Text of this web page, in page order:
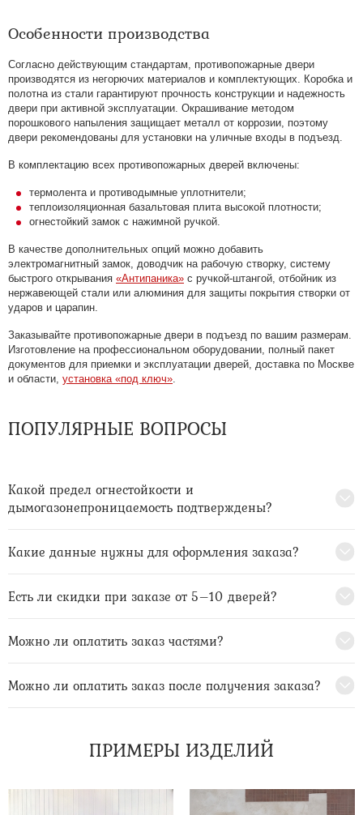
Особенности производства
Согласно действующим стандартам, противопожарные двери
производятся из негорючих материалов и комплектующих. Коробка и
полотна из стали гарантируют прочность конструкции и надежность
двери при активной эксплуатации. Окрашивание методом
порошкового напыления защищает металл от коррозии, поэтому
двери рекомендованы для установки на уличные входы в подъезд.
В комплектацию всех противопожарных дверей включены:
термолента и противодымные уплотнители;
теплоизоляционная базальтовая плита высокой плотности;
огнестойкий замок с нажимной ручкой.
В качестве дополнительных опций можно добавить
электромагнитный замок, доводчик на рабочую створку, систему
быстрого открывания «Антипаника» с ручкой-штангой, отбойник из
нержавеющей стали или алюминия для защиты покрытия створки от
ударов и царапин.
Заказывайте противопожарные двери в подъезд по вашим размерам.
Изготовление на профессиональном оборудовании, полный пакет
документов для приемки и эксплуатации дверей, доставка по Москве
и области, установка «под ключ»
ПОПУЛЯРНЫЕ ВОПРОСЫ
Какой предел огнестойкости и
дымогазонепроницаемость подтверждены?
Какие данные нужны для оформления заказа?
Есть ли скидки при заказе от 5–10 дверей?
Можно ли оплатить заказ частями?
Можно ли оплатить заказ после получения заказа?
ПРИМЕРЫ ИЗДЕЛИЙ